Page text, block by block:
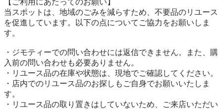
【ご利用にあたってのお願い】
当スポットは、地域のごみを減らすため、不要品のリユース
を促進しています。以下の点についてご協力をお願いしま
す。
・ジモティーでの問い合わせには返信できません。また、購
入前の問い合わせも必要ありません。
・リユース品の在庫や状態は、現地でご確認してください。
・店内でのリユース品のお探しもご自身でお願いいたしま
す。
・リユース品の取り置きはしていないため、ご来店いただい